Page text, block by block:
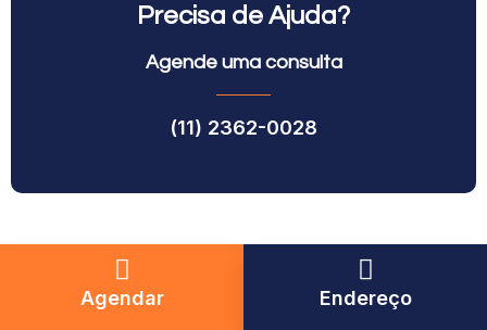
Precisa de Ajuda?
Agende uma consulta
(11) 2362-0028
Agendar Endereço